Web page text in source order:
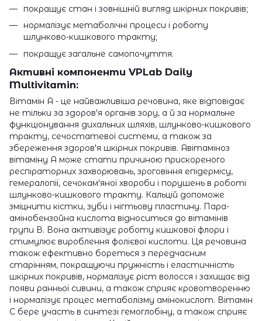
покращує стан і зовнішній вигляд шкірних покривів;
нормалізує метаболічні процеси і роботу
шлунково-кишкового тракту;
покращує загальне самопочуття.
Активні компоненти VPLab Daily
Multivitamin:
Вітамін А - це найважливіша речовина, яке відповідає
не тільки за здоров'я органів зору, а й за нормальне
функціонування дихальних шляхів, шлунково-кишкового
тракту, сечостатевої системи, а також за
збереження здоров'я шкірних покривів. Авітаміноз
вітаміну А може стати причиною прискореного
респіраторних захворювань, зроговіння епідермісу,
гемералопії, сечокам'яної хвороби і порушень в роботі
шлунково-кишкового тракту. Кальцій допоможе
зміцнити кістки, зуби і нігтьову пластину. Пара-
амінобензойна кислота відноситься до вітамінів
групи В. Вона активізує роботу кишкової флори і
стимулює вироблення фолієвої кислоти. Ця речовина
також ефективно бореться з передчасним
старінням, покращуючи пружність і еластичність
шкірних покривів, нормалізує ріст волосся і захищає від
появи ранньої сивини, а також сприяє кровотворенню
і нормалізує процес метаболізму амінокислот. Вітамін
С бере участь в синтезі гемоглобіну, а також сприяє